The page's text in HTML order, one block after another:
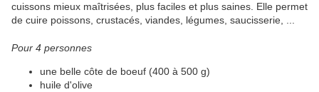
cuissons mieux maîtrisées, plus faciles et plus saines. Elle permet
de cuire poissons, crustacés, viandes, légumes, saucisserie, ...
Pour 4 personnes
une belle côte de boeuf (400 à 500 g)
huile d'olive